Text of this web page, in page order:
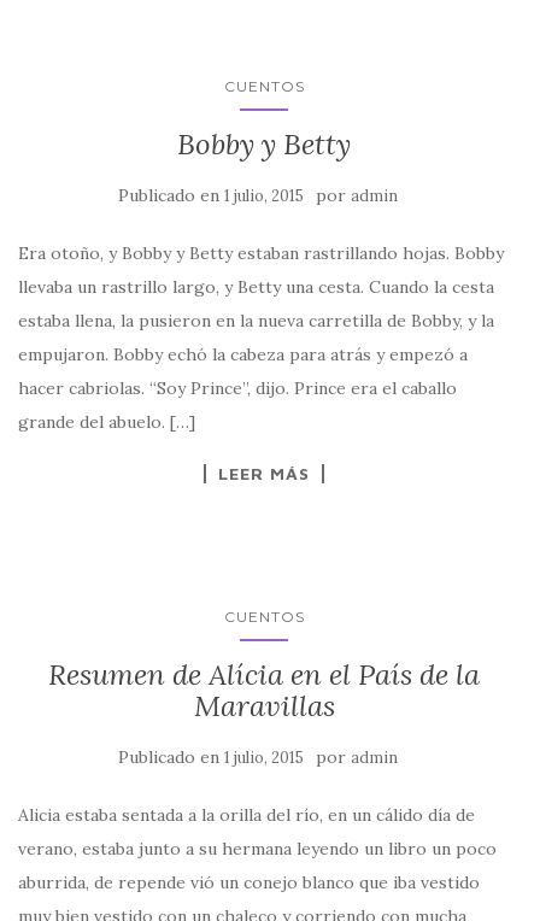
CUENTOS
Bobby y Betty
Publicado en 1 julio, 2015 por admin
Era otoño, y Bobby y Betty estaban rastrillando hojas. Bobby
llevaba un rastrillo largo, y Betty una cesta. Cuando la cesta
estaba llena, la pusieron en la nueva carretilla de Bobby, y la
empujaron. Bobby echó la cabeza para atrás y empezó a
hacer cabriolas. “Soy Prince”, dijo. Prince era el caballo
grande del abuelo. […]
LEER MÁS
CUENTOS
Resumen de Alícia en el País de la
Maravillas
Publicado en 1 julio, 2015 por admin
Alicia estaba sentada a la orilla del río, en un cálido día de
verano, estaba junto a su hermana leyendo un libro un poco
aburrida, de repende vió un conejo blanco que iba vestido
muy bien vestido con un chaleco y corriendo con mucha